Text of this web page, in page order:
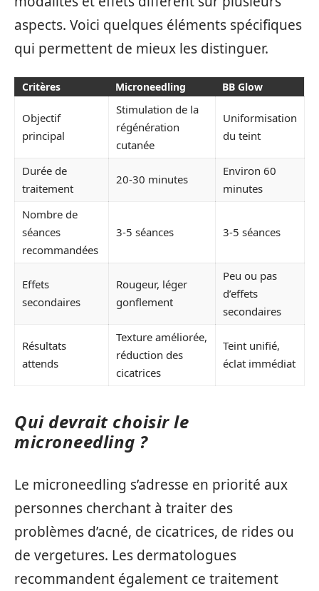
aspects. Voici quelques éléments spécifiques
qui permettent de mieux les distinguer.
Critères Microneedling BB Glow
Objectif
principal
Stimulation de la
régénération
cutanée
Uniformisation
du teint
Durée de
traitement
20-30 minutes
Environ 60
minutes
Nombre de
séances
recommandées
3-5 séances 3-5 séances
Effets
secondaires
Rougeur, léger
gonflement
Peu ou pas
d’effets
secondaires
Résultats
attends
Texture améliorée,
réduction des
cicatrices
Teint unifié,
éclat immédiat
Qui devrait choisir le
microneedling ?
Le microneedling s’adresse en priorité aux
personnes cherchant à traiter des
problèmes d’acné, de cicatrices, de rides ou
de vergetures. Les dermatologues
recommandent également ce traitement